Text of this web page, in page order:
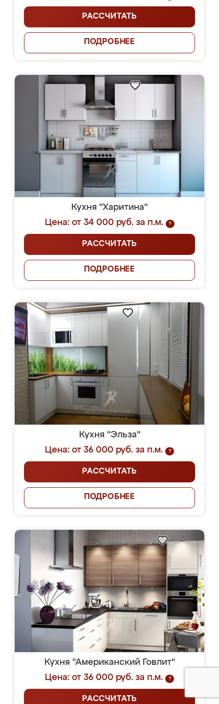
РАССЧИТАТЬ
ПОДРОБНЕЕ
Кухня "Харитина"
Цена: от 34 000 руб. за п.м.
?
РАССЧИТАТЬ
ПОДРОБНЕЕ
Кухня "Эльза"
Цена: от 36 000 руб. за п.м.
?
РАССЧИТАТЬ
ПОДРОБНЕЕ
Кухня "Американский Говлит"
Цена: от 36 000 руб. за п.м.
?
РАССЧИТАТЬ